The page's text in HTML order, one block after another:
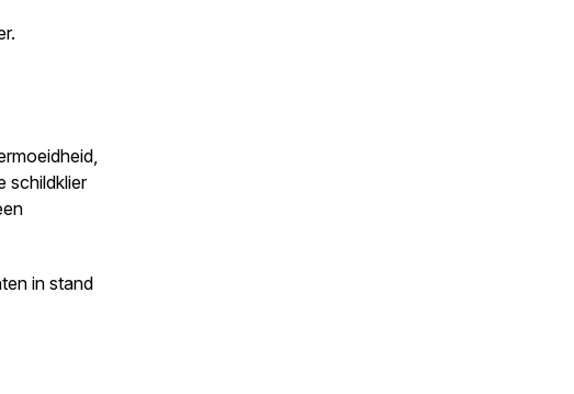
schildklier
in stand